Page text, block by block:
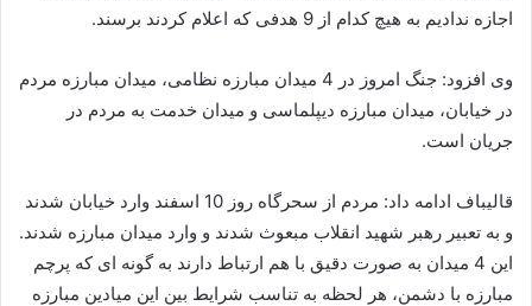
اجازه ندادیم به هیچ کدام از 9 هدفی که اعلام کردند برسند.
وی افزود: جنگ امروز در 4 میدان مبارزه نظامی، میدان مبارزه مردم
در خیابان، میدان مبارزه دیپلماسی و میدان خدمت به مردم در
جریان است.
قالیباف ادامه داد: مردم از سحرگاه روز 10 اسفند وارد خیابان شدند
و به تعبیر رهبر شهید انقلاب مبعوث شدند و وارد میدان مبارزه شدند.
این 4 میدان به صورت دقیق با هم ارتباط دارند به گونه ای که پرچم
مبارزه با دشمن، هر لحظه به تناسب شرایط بین این میادین مبارزه